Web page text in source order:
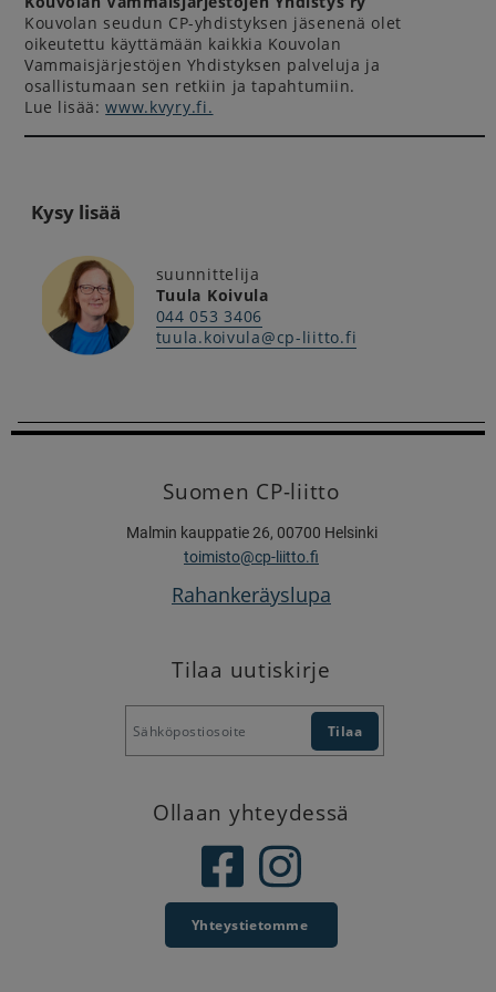
Kouvolan seudun CP-yhdistyksen jäsenenä olet
oikeutettu käyttämään kaikkia Kouvolan
Vammaisjärjestöjen Yhdistyksen palveluja ja
osallistumaan sen retkiin ja tapahtumiin.
Lue lisää:www.kvyry.fi.
Kysy lisää
suunnittelija
Tuula Koivula
044 053 3406
tuula.koivula@cp-liitto.fi
Suomen CP-liitto
Malmin kauppatie 26, 00700 Helsinki
toimisto@cp-liitto.fi
Rahankeräyslupa
Tilaa uutiskirje
Ollaan yhteydessä
Yhteystietomme